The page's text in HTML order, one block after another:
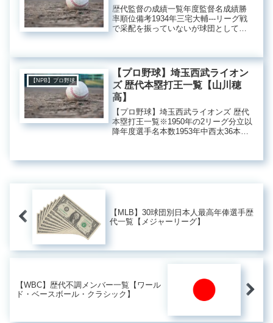
歴代監督の成績一覧年度監督名成績勝
率順位備考1934年三宅大輔‐‐‐リーグ戦
で采配を振っていないが球団として初
任。1936年夏藤本定義2勝5敗.286‐1936
年秋...
【NPB】プロ野球
【プロ野球】埼玉西武ライオン
ズ 歴代本塁打王一覧【山川穂
高】
【プロ野球】埼玉西武ライオンズ 歴代
本塁打王一覧※1950年の2リーグ分立以
降年度選手名本数1953年中西太36本
1975年土井正博34本1987年秋山...
【MLB】30球団別日本人最高年俸選手歴
代一覧【メジャーリーグ】
【WBC】歴代不調メンバー一覧【ワール
ド・ベースボール・クラシック】